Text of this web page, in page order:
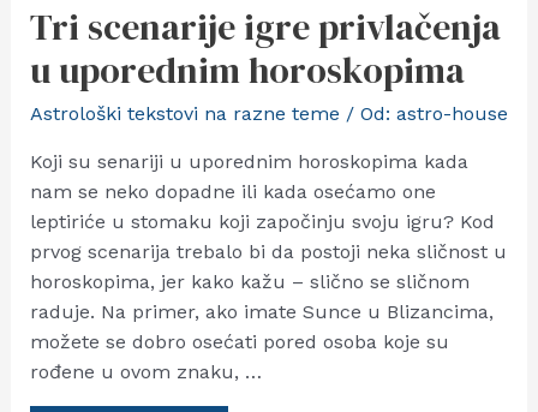
Tri scenarije igre privlačenja
u uporednim horoskopima
Astrološki tekstovi na razne teme / Od: astro-house
Koji su senariji u uporednim horoskopima kada
nam se neko dopadne ili kada osećamo one
leptiriće u stomaku koji započinju svoju igru? Kod
prvog scenarija trebalo bi da postoji neka sličnost u
horoskopima, jer kako kažu – slično se sličnom
raduje. Na primer, ako imate Sunce u Blizancima,
možete se dobro osećati pored osoba koje su
rođene u ovom znaku, …